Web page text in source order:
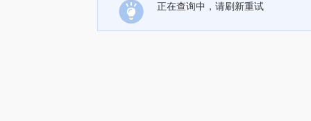
正在查询中，请刷新重试